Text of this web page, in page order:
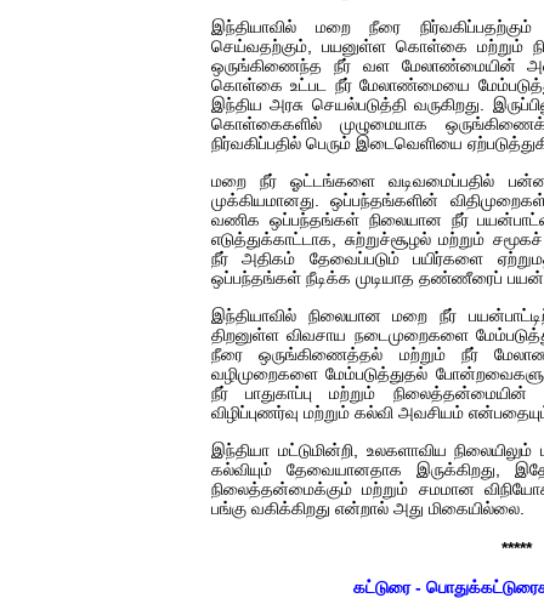
இந்தியாவில் மறை நீரை
செய்வதற்கும், பயனுள்ள கொள்கை மற்றும்
ஒருங்கிணைந்த நீர் வள மேலாண்மையின்
கொள்கை உட்பட நீர் மேலாண்மையை
இந்திய அரசு செயல்படுத்தி வருகிறது.
கொள்கைகளில் முழுமையாக
நிர்வகிப்பதில் பெரும் இடைவெளியை
மறை நீர் ஓட்டங்களை வடிவமைப்பதில்
முக்கியமானது. ஒப்பந்தங்களின்
வணிக ஒப்பந்தங்கள் நிலையான நீர்
எடுத்துக்காட்டாக, சுற்றுச்சூழல் மற்றும்
நீர் அதிகம் தேவைப்படும் பயிர்களை
ஒப்பந்தங்கள் நீடிக்க முடியாத தண்ணீரைப்
இந்தியாவில் நிலையான மறை நீர்
திறனுள்ள விவசாய நடைமுறைகளை
நீரை ஒருங்கிணைத்தல் மற்றும் நீர்
வழிமுறைகளை மேம்படுத்துதல்
நீர் பாதுகாப்பு மற்றும்
விழிப்புணர்வு மற்றும் கல்வி அவசியம்
இந்தியா மட்டுமின்றி, உலகளாவிய
கல்வியும் தேவையானதாக இருக்கிறது,
நிலைத்தன்மைக்கும் மற்றும் சமமான
பங்கு வகிக்கிறது என்றால் அது மிகையில்லை.
*****
கட்டுரை -